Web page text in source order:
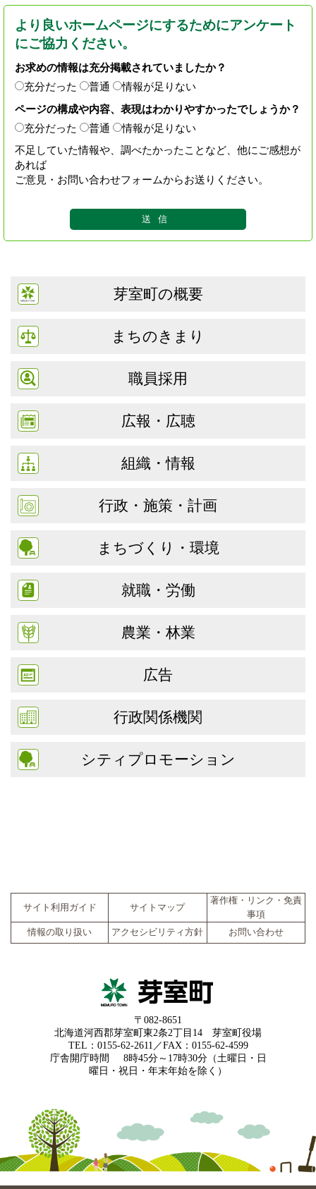
より良いホームページにするためにアンケート
にご協力ください。
お求めの情報は充分掲載されていましたか？
充分だった
普通
情報が足りない
ページの構成や内容、表現はわかりやすかったでしょうか？
充分だった
普通
情報が足りない
不足していた情報や、調べたかったことなど、他にご感想が
あれば
ご意見・お問い合わせフォームからお送りください。
芽室町の概要
まちのきまり
職員採用
広報・広聴
組織・情報
行政・施策・計画
まちづくり・環境
就職・労働
農業・林業
広告
行政関係機関
シティプロモーション
サイト利用ガイド サイトマップ
著作権・リンク・免責
事項
情報の取り扱い
アクセシビリティ方針 お問い合わせ
〒082-8651
北海道河西郡芽室町東2条2丁目14 芽室町役場
TEL：0155-62-2611／FAX：0155-62-4599
庁舎開庁時間
8時45分～17時30分（土曜日・日
曜日・祝日・年末年始を除く）